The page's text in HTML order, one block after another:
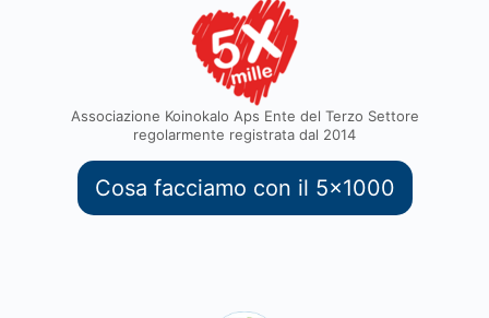
Associazione Koinokalo Aps Ente del Terzo Settore
regolarmente registrata dal 2014
Cosa facciamo con il 5x1000